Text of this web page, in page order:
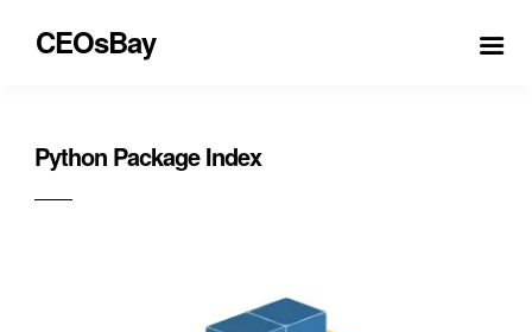
CEOsBay
Python Package Index